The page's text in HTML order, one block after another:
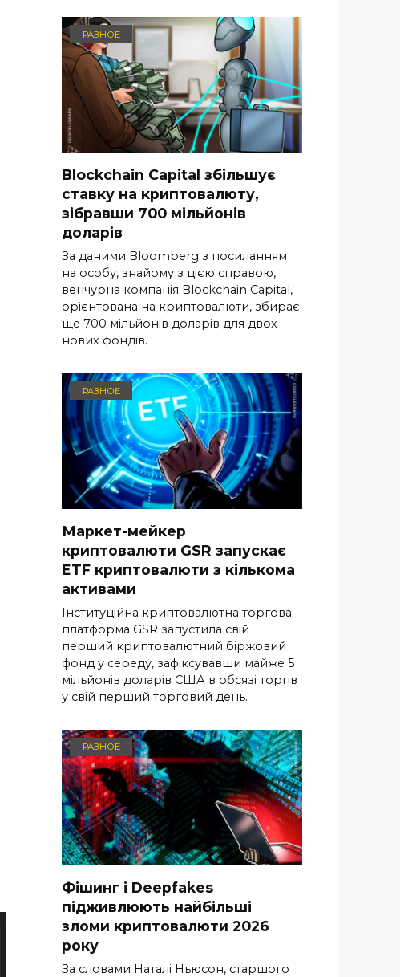
РАЗНОЕ
Blockchain Capital збільшує
ставку на криптовалюту,
зібравши 700 мільйонів
доларів
За даними Bloomberg з посиланням
на особу, знайому з цією справою,
венчурна компанія Blockchain Capital,
орієнтована на криптовалюти, збирає
ще 700 мільйонів доларів для двох
нових фондів.
РАЗНОЕ
Маркет-мейкер
криптовалюти GSR запускає
ETF криптовалюти з кількома
активами
Інституційна криптовалютна торгова
платформа GSR запустила свій
перший криптовалютний біржовий
фонд у середу, зафіксувавши майже 5
мільйонів доларів США в обсязі торгів
у свій перший торговий день.
РАЗНОЕ
Фішинг і Deepfakes
підживлюють найбільші
зломи криптовалюти 2026
року
За словами Наталі Ньюсон, старшого